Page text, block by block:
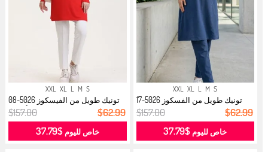
S
M
L
XL
XXL
تونيك طويل من الفسكوز 5026-17
لون ن...
$157.00 $62.99
خاص لليوم $37.79
S
M
L
XL
XXL
تونيك طويل من الفيسكوز 5026-08
أحمر...
$157.00 $62.99
خاص لليوم$37.79